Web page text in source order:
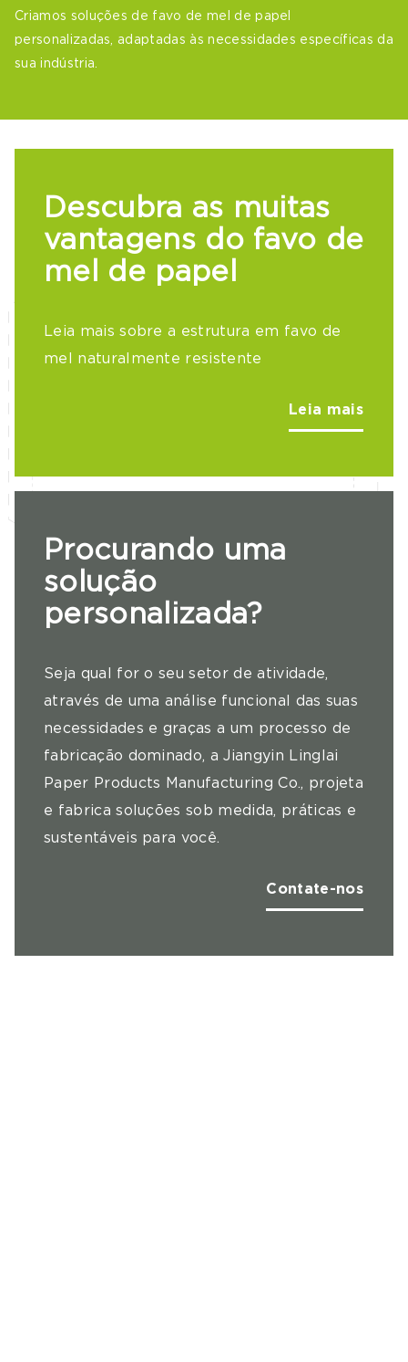
Criamos soluções de favo de mel de papel
personalizadas, adaptadas às necessidades específicas da
sua indústria.
Descubra as muitas
vantagens do favo de
mel de papel
Leia mais sobre a estrutura em favo de
mel naturalmente resistente
Leia mais
Procurando uma
solução
personalizada?
Seja qual for o seu setor de atividade,
através de uma análise funcional das suas
necessidades e graças a um processo de
fabricação dominado, a Jiangyin Linglai
Paper Products Manufacturing Co., projeta
e fabrica soluções sob medida, práticas e
sustentáveis ​​para você.
Contate-nos